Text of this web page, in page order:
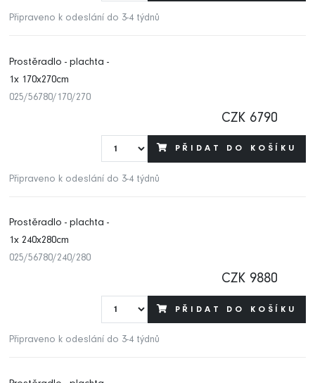
Připraveno k odeslání do 3-4 týdnů
Prostěradlo - plachta -
1x 170x270cm
025/56780/170/270
CZK 6790
PŘIDAT DO KOŠÍKU
Připraveno k odeslání do 3-4 týdnů
Prostěradlo - plachta -
1x 240x280cm
025/56780/240/280
CZK 9880
PŘIDAT DO KOŠÍKU
Připraveno k odeslání do 3-4 týdnů